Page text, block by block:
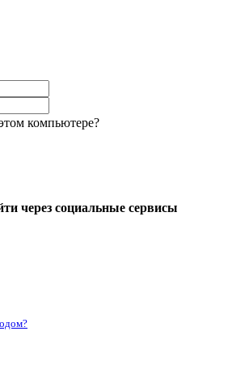
компьютере?
через социальные сервисы